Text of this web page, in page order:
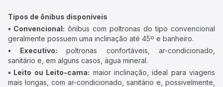
Tipos de ônibus disponíveis
• Convencional: ônibus com poltronas do tipo convencional
geralmente possuem uma inclinação até 45º e banheiro.
• Executivo: poltronas confortáveis, ar-condicionado,
sanitário e, em alguns casos, água mineral.
• Leito ou Leito-cama: maior inclinação, ideal para viagens
mais longas, com ar-condicionado, sanitário e, possivelmente,